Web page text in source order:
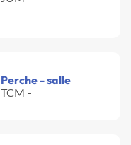
Perche - salle
TCM -